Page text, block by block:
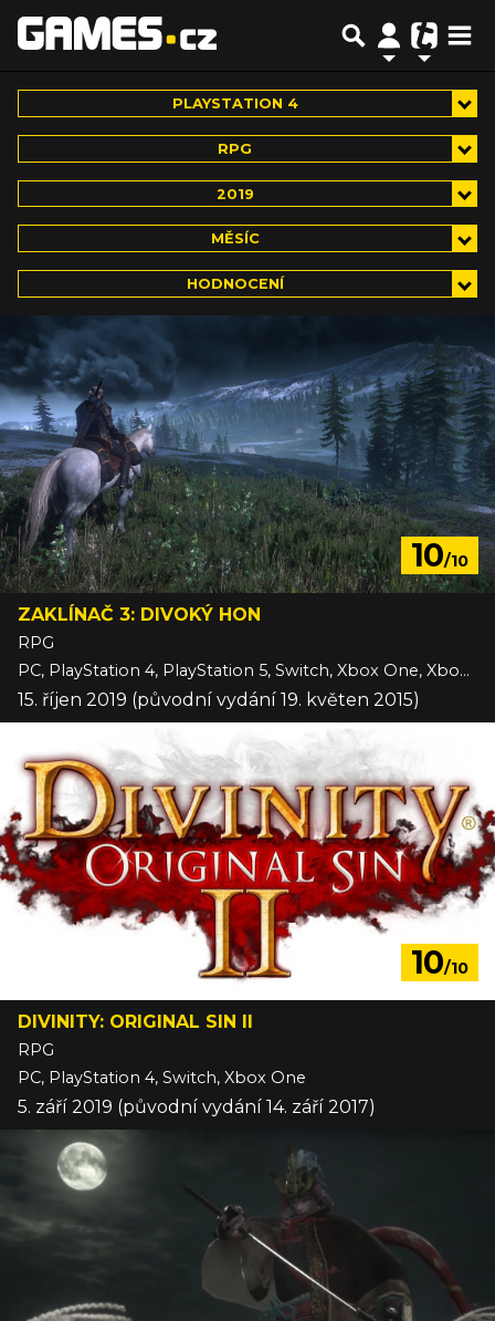
PLAYSTATION 4
RPG
2019
MĚSÍC
HODNOCENÍ
10/10
ZAKLÍNAČ 3: DIVOKÝ HON
RPG
PC, PlayStation 4, PlayStation 5, Switch, Xbox One, Xbox Series
15. říjen 2019 (původní vydání 19. květen 2015)
10/10
DIVINITY: ORIGINAL SIN II
RPG
PC, PlayStation 4, Switch, Xbox One
5. září 2019 (původní vydání 14. září 2017)